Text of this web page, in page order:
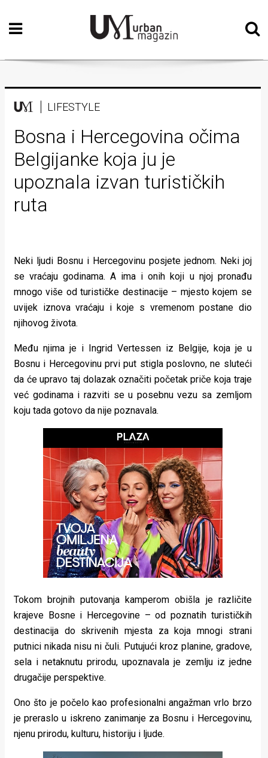
Početna
Vizualne
Teatar
Književnost
Muzika
Film
Intervju
Lifestyle
Beauty
Fashion
Zdravlje
Za
stolom
Places
Aktivizam
Aktuelnosti
Promo
Urban
Magazin
LIFESTYLE
Bosna i Hercegovina očima
Belgijanke koja ju je
upoznala izvan turističkih
ruta
Neki ljudi Bosnu i Hercegovinu posjete jednom. Neki joj
se vraćaju godinama. A ima i onih koji u njoj pronađu
mnogo više od turističke destinacije – mjesto kojem se
uvijek iznova vraćaju i koje s vremenom postane dio
njihovog života.
Među njima je i Ingrid Vertessen iz Belgije, koja je u
Bosnu i Hercegovinu prvi put stigla poslovno, ne sluteći
da će upravo taj dolazak označiti početak priče koja traje
već godinama i razviti se u posebnu vezu sa zemljom
koju tada gotovo da nije poznavala.
Tokom brojnih putovanja kamperom obišla je različite
krajeve Bosne i Hercegovine – od poznatih turističkih
destinacija do skrivenih mjesta za koja mnogi strani
putnici nikada nisu ni čuli. Putujući kroz planine, gradove,
sela i netaknutu prirodu, upoznavala je zemlju iz jedne
drugačije perspektive.
Ono što je počelo kao profesionalni angažman vrlo brzo
je preraslo u iskreno zanimanje za Bosnu i Hercegovinu,
njenu prirodu, kulturu, historiju i ljude.